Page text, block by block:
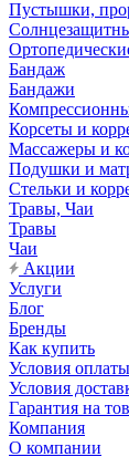
Пустышки,
Бандаж
Бандажи
Корсеты и
Массажеры и
Подушки и
Стельки и
Травы, Чаи
Травы
Чаи
Акции
Услуги
Блог
Бренды
Как купить
Условия оплаты
Условия
Гарантия на
Компания
О компании